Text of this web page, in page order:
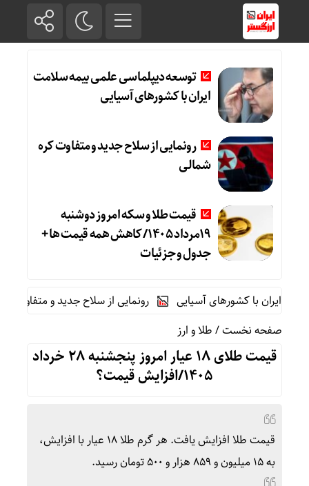
توسعه دیپلماسی علمی بیمه سلامت
ایران با کشورهای آسیایی
رونمایی از سلاح جدید و متفاوت کره
شمالی
قیمت طلا و سکه امروز دوشنبه
19مرداد 1405/ کاهش همه قیمت ها +
جدول و جزئیات
با کشورهای آسیایی
رونمایی از سلاح جدید و متفاوت کره
صفحه نخست/طلا و ارز
قیمت طلای ۱۸ عیار امروز‌ پنجشنبه ۲۸ خرداد
۱۴۰۵/افزایش قیمت؟
قیمت طلا افزایش یافت. هر گرم طلا ۱۸ عیار با افزایش،
به ۱۵ میلیون و ۸۵۹ هزار و ۵۰۰ تومان رسید.